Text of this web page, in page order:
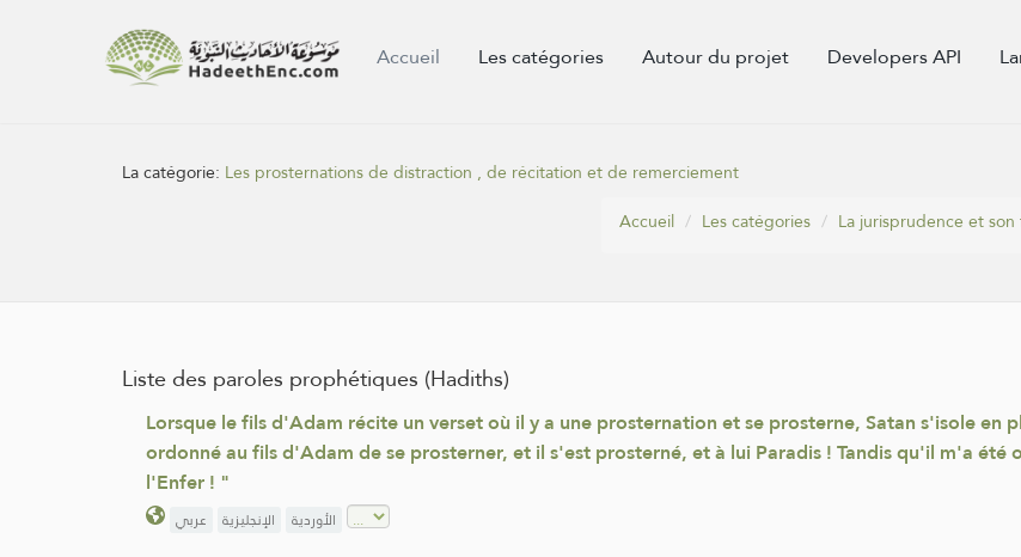
Accueil Les catégories Autour du projet Developers API
La catégorie: Les prosternations de distraction , de récitation et de remerciement
Accueil
Les catégories La jurisprudence et
Liste des paroles prophétiques (Hadiths)
Lorsque le fils d'Adam récite un verset où il y a une prosternation et se prosterne, Satan s'isole en
ordonné au fils d'Adam de se prosterner, et il s'est prosterné, et à lui Paradis ! Tandis qu'il m'a
l'Enfer ! "
عربي الإنجليزية الأوردية